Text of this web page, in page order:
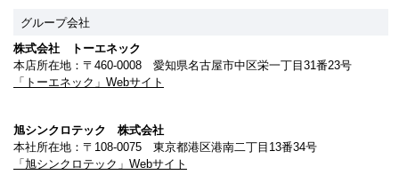
グループ会社
株式会社 トーエネック
本店所在地：〒460-0008 愛知県名古屋市中区栄一丁目31番23号
「トーエネック」Webサイト
旭シンクロテック 株式会社
本社所在地：〒108-0075 東京都港区港南二丁目13番34号
「旭シンクロテック」Webサイト